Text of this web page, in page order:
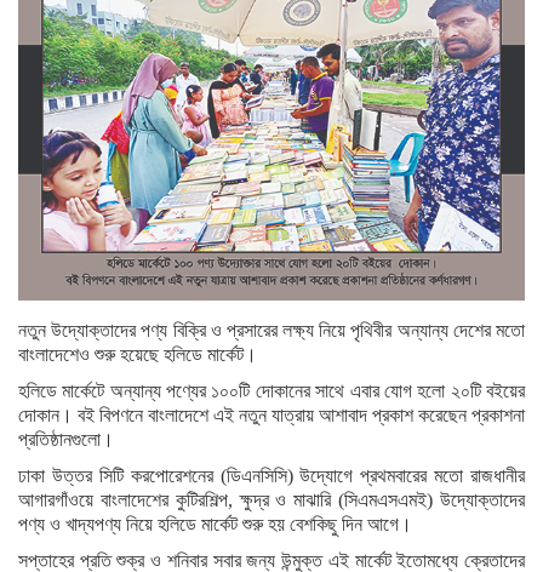
নতুন উদ্যোক্তাদের পণ্য বিক্রি ও প্রসারের লক্ষ্য নিয়ে পৃথিবীর অন্যান্য দেশের মতো
বাংলাদেশেও শুরু হয়েছে হলিডে মার্কেট।
হলিডে মার্কেটে অন্যান্য পণ্যের ১০০টি দোকানের সাথে এবার যোগ হলো ২০টি বইয়ের
দোকান। বই বিপণনে বাংলাদেশে এই নতুন যাত্রায় আশাবাদ প্রকাশ করেছেন প্রকাশনা
প্রতিষ্ঠানগুলো।
ঢাকা উত্তর সিটি করপোরেশনের (ডিএনসিসি) উদ্যোগে প্রথমবারের মতো রাজধানীর
আগারগাঁওয়ে বাংলাদেশের কুটিরশিল্প, ক্ষুদ্র ও মাঝারি (সিএমএসএমই) উদ্যোক্তাদের
পণ্য ও খাদ্যপণ্য নিয়ে হলিডে মার্কেট শুরু হয় বেশকিছু দিন আগে।
সপ্তাহের প্রতি শুক্র ও শনিবার সবার জন্য উন্মুক্ত এই মার্কেট ইতোমধ্যে ক্রেতাদের